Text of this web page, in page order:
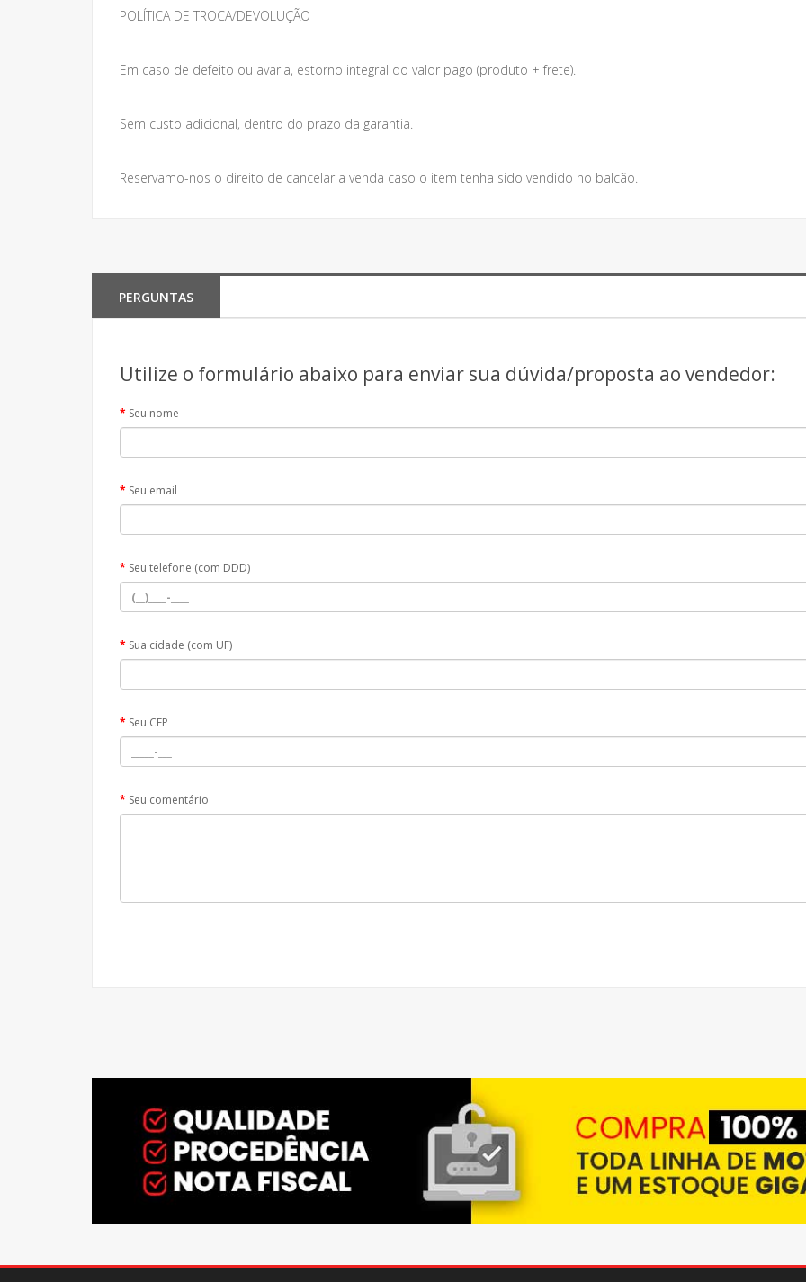
POLÍTICA DE TROCA/DEVOLUÇÃO
Em caso de defeito ou avaria, estorno integral do valor pago (produto + frete).
Sem custo adicional, dentro do prazo da garantia.
Reservamo-nos o direito de cancelar a venda caso o item tenha sido vendido no balcão.
PERGUNTAS
Utilize o formulário abaixo para enviar sua dúvida/proposta ao vendedor:
Seu nome
Seu email
Seu telefone (com DDD)
Sua cidade (com UF)
Seu CEP
Seu comentário